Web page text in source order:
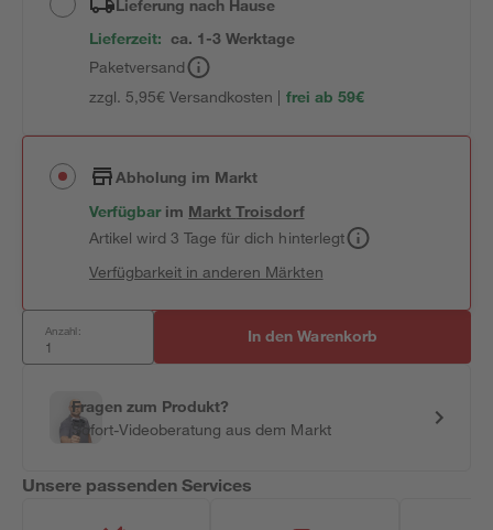
Lieferung nach Hause
Lieferzeit: ca. 1-3 Werktage
Paketversand
zzgl. 5,95€ Versandkosten | frei ab 59€
Abholung im Markt
Verfügbar im MarktTroisdorf
Artikel wird 3 Tage für dich hinterlegt
Verfügbarkeit in anderen Märkten
Anzahl: In den Warenkorb
Fragen zum Produkt?
Sofort-Videoberatung aus dem Markt
Unsere passenden Services